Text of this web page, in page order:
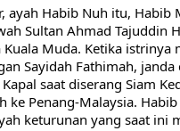
ayah Habib Nuh itu, Habib
Sultan Ahmad Tajuddin
Muda. Ketika istrinya
Sayidah Fathimah, janda
saat diserang Siam
ke Penang-Malaysia.
keturunan yang saat ini